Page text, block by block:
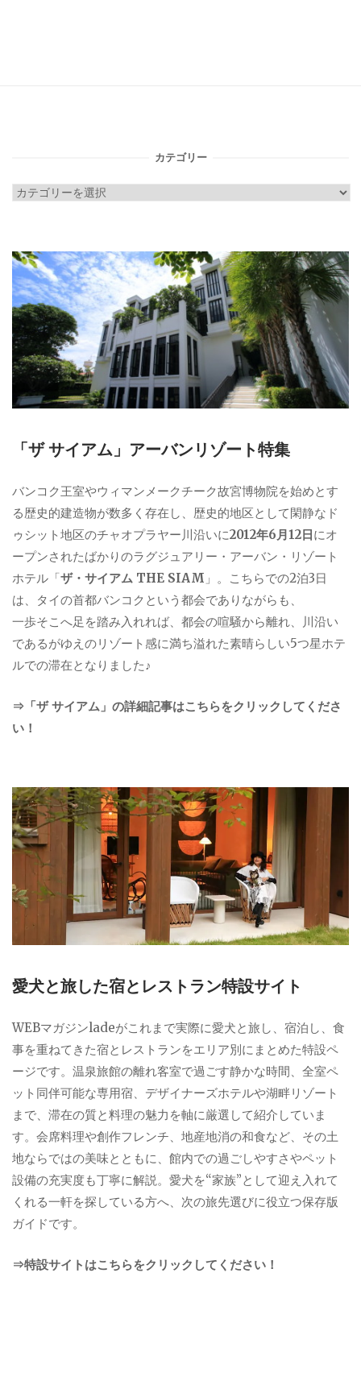
カテゴリー
カ
リ
ー
「ザ サイアム」アーバンリゾート特集
バンコク王室やウィマンメークチーク故宮博物院を始めとす
る歴史的建造物が数多く存在し、歴史的地区として閑静なド
ゥシット地区のチャオプラヤー川沿いに2012年6月12日にオ
ープンされたばかりのラグジュアリー・アーバン・リゾート
ホテル「ザ・サイアム THE SIAM 」。こちらでの2泊3日
は、タイの首都バンコクという都会でありながらも、
一歩そこへ足を踏み入れれば、都会の喧騒から離れ、川沿い
であるがゆえのリゾート感に満ち溢れた素晴らしい5つ星ホテ
ルでの滞在となりました♪
⇒「ザ サイアム」の詳細記事はこちらをクリックしてくださ
い！
愛犬と旅した宿とレストラン特設サイト
WEBマガジンladeがこれまで実際に愛犬と旅し、宿泊し、食
事を重ねてきた宿とレストランをエリア別にまとめた特設ペ
ージです。温泉旅館の離れ客室で過ごす静かな時間、全室ペ
ット同伴可能な専用宿、デザイナーズホテルや湖畔リゾート
まで、滞在の質と料理の魅力を軸に厳選して紹介していま
す。会席料理や創作フレンチ、地産地消の和食など、その土
地ならではの美味とともに、館内での過ごしやすさやペット
設備の充実度も丁寧に解説。愛犬を“家族”として迎え入れて
くれる一軒を探している方へ、次の旅先選びに役立つ保存版
ガイドです。
⇒特設サイトはこちらをクリックしてください！